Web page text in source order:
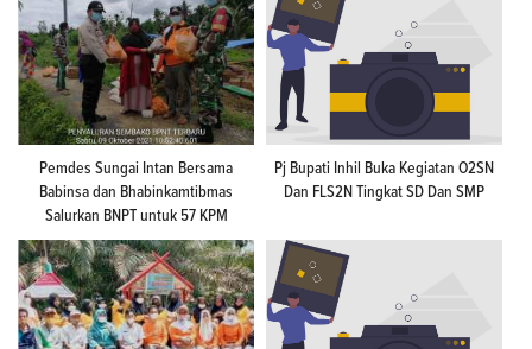
Pemdes Sungai Intan Bersama
Babinsa dan Bhabinkamtibmas
Salurkan BNPT untuk 57 KPM
Pj Bupati Inhil Buka Kegiatan O2SN
Dan FLS2N Tingkat SD Dan SMP